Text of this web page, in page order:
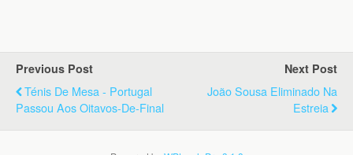
Previous Post
Ténis De Mesa - Portugal
Passou Aos Oitavos-De-Final
Next Post
João Sousa Eliminado Na
Estreia